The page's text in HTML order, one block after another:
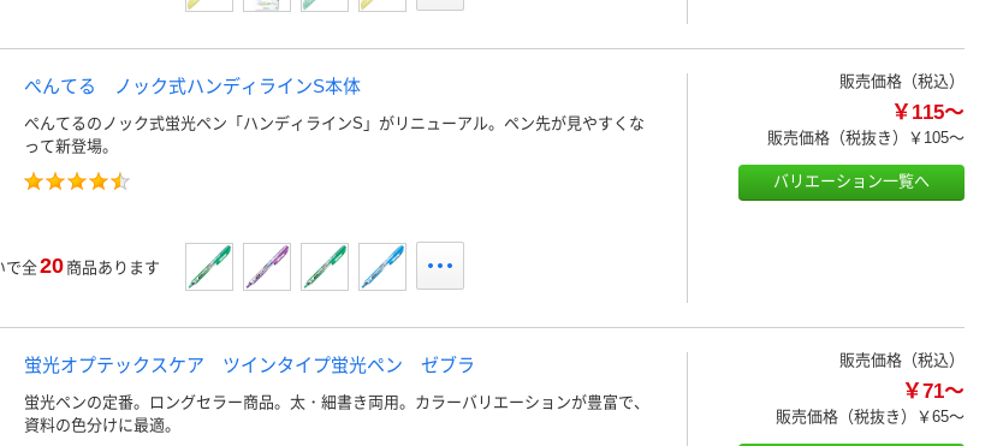
ぺんてる ノック式ハンディラインS本体
ぺんてるのノック式蛍光ペン「ハンディラインS」がリニューアル。ペン先が見やすくな
って新登場。
で全20 商品あります
販売価格（税込）
￥115～
販売価格（税抜き） ￥105～
バリエーション一覧へ
蛍光オプテックスケア ツインタイプ蛍光ペン ゼブラ
蛍光ペンの定番。ロングセラー商品。太・細書き両用。カラーバリエーションが豊富で、
資料の色分けに最適。
販売価格（税込）
￥71～
販売価格（税抜き） ￥65～